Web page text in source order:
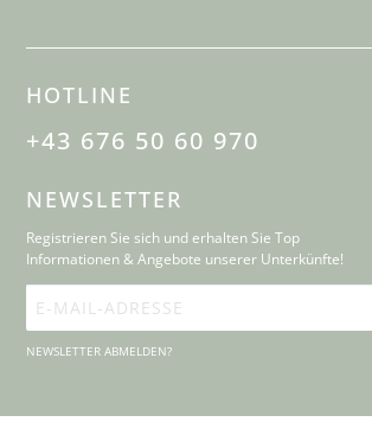
HOTLINE
+43 676 50 60 970
NEWSLETTER
Registrieren Sie sich und erhalten Sie Top
Informationen & Angebote unserer Unterkünfte!
E-
Mail-
NEWSLETTER ABMELDEN?